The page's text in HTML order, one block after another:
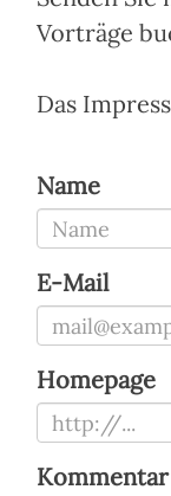
Vorträge
Das
Name
E-Mail
Homepage
Kommentar